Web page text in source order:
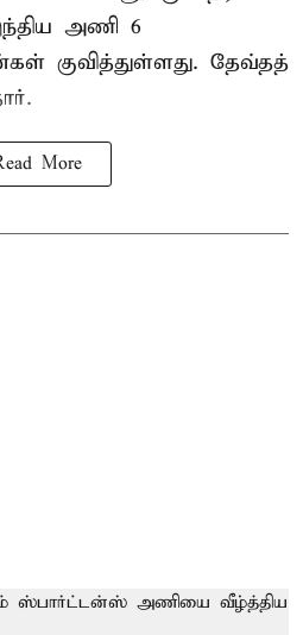
அணி 6
குவித்துள்ளது. தேவ்தத்
More